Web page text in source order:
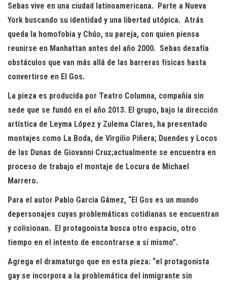
Sebas vive en una ciudad latinoamericana. Parte a Nueva
York buscando su identidad y una libertad utópica. Atrás
queda la homofobia y Chúo, su pareja, con quien piensa
reunirse en Manhattan antes del año 2000. Sebas desafía
obstáculos que van más allá de las barreras físicas hasta
convertirse en El Gos.
La pieza es producida por Teatro Columna, compañía sin
sede que se fundó en el año 2013. El grupo, bajo la dirección
artística de Leyma López y Zulema Clares, ha presentado
montajes como La Boda, de Virgilio Piñera; Duendes y Locos
de las Dunas de Giovanni Cruz;actualmente se encuentra en
proceso de trabajo el montaje de Locura de Michael
Marrero.
Para el autor Pablo Garcia Gámez, “El Gos es un mundo
depersonajes cuyas problemáticas cotidianas se encuentran
y colisionan. El protagonista busca otro espacio, otro
tiempo en el intento de encontrarse a sí mismo”.
Agrega el dramaturgo que en esta pieza: “el protagonista
gay se incorpora a la problemática del inmigrante sin